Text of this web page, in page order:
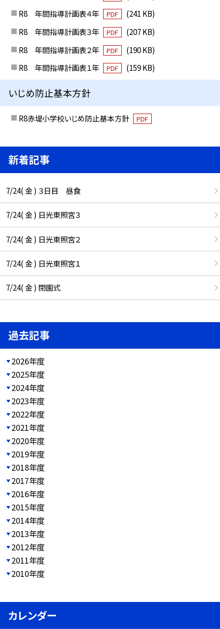
R8 年間指導計画表４年
PDF
(241 KB)
R8 年間指導計画表３年
PDF
(207 KB)
R8 年間指導計画表２年
PDF
(190 KB)
R8 年間指導計画表１年
PDF (159 KB)
いじめ防止基本方針
R8赤堤小学校いじめ防止基本方針 PDF
新着記事
7/24( 金 ) ３日目 昼食
7/24( 金 ) 日光東照宮３
7/24( 金 ) 日光東照宮２
7/24( 金 ) 日光東照宮１
7/24( 金 ) 閉園式
過去記事
2026年度
2025年度
2024年度
2023年度
2022年度
2021年度
2020年度
2019年度
2018年度
2017年度
2016年度
2015年度
2014年度
2013年度
2012年度
2011年度
2010年度
カレンダー